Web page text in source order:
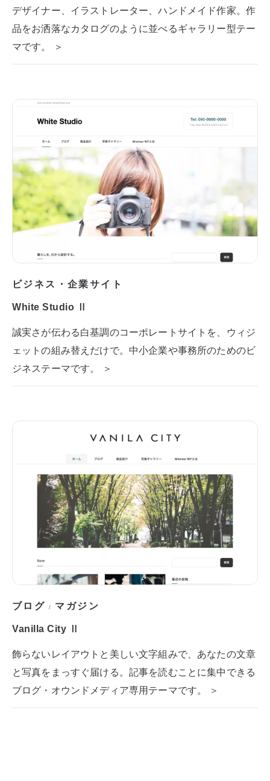
デザイナー、イラストレーター、ハンドメイド作家。作
品をお洒落なカタログのように並べるギャラリー型テー
マです。 ＞
ビジネス・企業サイト
White Studio Ⅱ
誠実さが伝わる白基調のコーポレートサイトを、ウィジ
ェットの組み替えだけで。中小企業や事務所のためのビ
ジネステーマです。 ＞
ブログ / マガジン
Vanilla City Ⅱ
飾らないレイアウトと美しい文字組みで、あなたの文章
と写真をまっすぐ届ける。記事を読むことに集中できる
ブログ・オウンドメディア専用テーマです。 ＞